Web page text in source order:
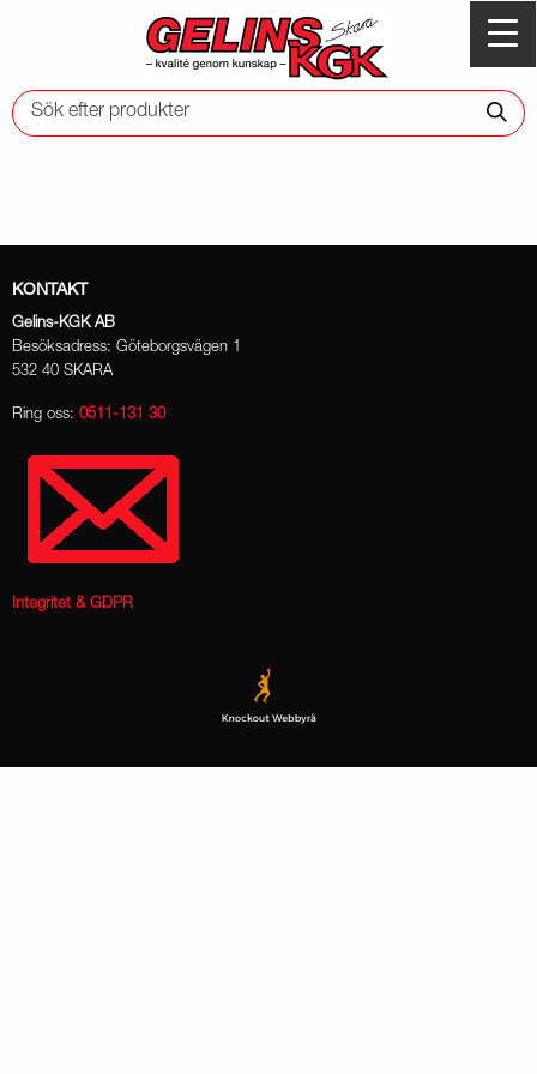
KONTAKT
Gelins-KGK AB
Besöksadress: Göteborgsvägen 1
532 40 SKARA
Ring oss: 0511-131 30
Integritet & GDPR